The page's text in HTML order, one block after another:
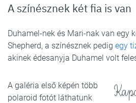
A színésznek két fia is van
Duhamel-nek és Mari-nak van egy
Shepherd, a színésznek pedig egy
akinek édesanyja Duhamel volt
A galéria első képén több
polaroid fotót láthatunk